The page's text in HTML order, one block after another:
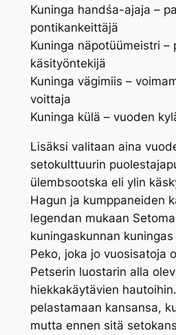
Kuninga handśa-ajaja –
pontikankeittäjä
Kuninga näpotüümeistri –
käsityöntekijä
Kuninga vägimiis –
voittaja
Kuninga külä – vuoden
Lisäksi valitaan aina
setokulttuurin
ülembsootska eli ylin
Hagun ja kumppaneiden
legendan mukaan
kuningaskunnan
Peko, joka jo vuosisatoja
Petserin luostarin alla
hiekkakäytävien
pelastamaan kansansa,
mutta ennen sitä